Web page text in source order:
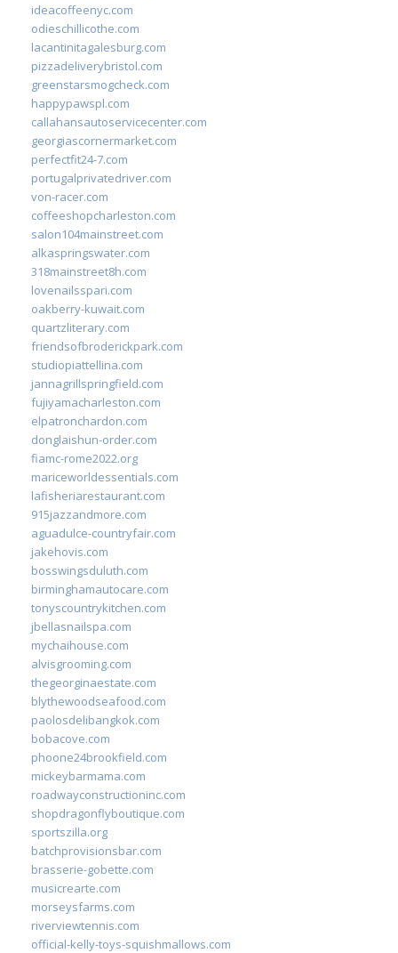
ideacoffeenyc.com
odieschillicothe.com
lacantinitagalesburg.com
pizzadeliverybristol.com
greenstarsmogcheck.com
happypawspl.com
callahansautoservicecenter.com
georgiascornermarket.com
perfectfit24-7.com
portugalprivatedriver.com
von-racer.com
coffeeshopcharleston.com
salon104mainstreet.com
alkaspringswater.com
318mainstreet8h.com
lovenailsspari.com
oakberry-kuwait.com
quartzliterary.com
friendsofbroderickpark.com
studiopiattellina.com
jannagrillspringfield.com
fujiyamacharleston.com
elpatronchardon.com
donglaishun-order.com
fiamc-rome2022.org
mariceworldessentials.com
lafisheriarestaurant.com
915jazzandmore.com
aguadulce-countryfair.com
jakehovis.com
bosswingsduluth.com
birminghamautocare.com
tonyscountrykitchen.com
jbellasnailspa.com
mychaihouse.com
alvisgrooming.com
thegeorginaestate.com
blythewoodseafood.com
paolosdelibangkok.com
bobacove.com
phoone24brookfield.com
mickeybarmama.com
roadwayconstructioninc.com
shopdragonflyboutique.com
sportszilla.org
batchprovisionsbar.com
brasserie-gobette.com
musicrearte.com
morseysfarms.com
riverviewtennis.com
official-kelly-toys-squishmallows.com